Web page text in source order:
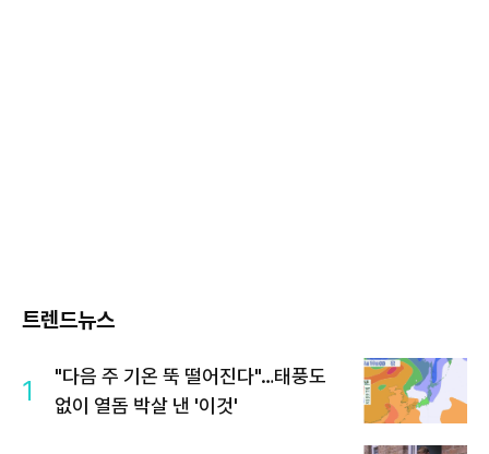
트렌드뉴스
1
"다음 주 기온 뚝 떨어진다"…태풍도
없이 열돔 박살 낸 '이것'